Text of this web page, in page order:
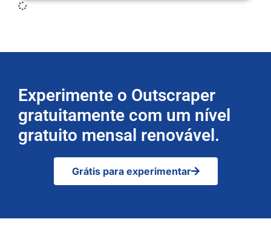
Experimente o Outscraper
gratuitamente com um nível
gratuito mensal renovável.
Grátis para experimentar